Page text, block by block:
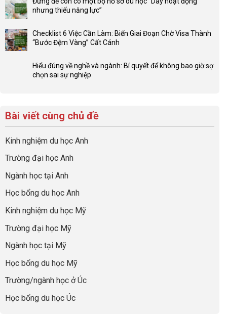
thế
sức
mạnh
network
gia
đình
sự
nghiệp
bình
luận
Đầu
tư
sớm:
Chiến
hiệu
quả
của
cha
thông
nhưng thiếu năng lực”
bình
luận
Đừng
để
con
hồ
sơ
du
học
“Dày
hoạt
động
nhưng
thiếu
năng
lực”
Checklist 6 Việc Cần Làm: Biến Giai Đoạn Chờ Visa Thành
“Bước Đệm Vàng” Cất Cánh
bình
luận
Việc
Biến
Đoạn
Visa
“Bước
Vàng”
Cất
Cánh
Hiểu đúng về nghề và ngành: Bí quyết để không bao giờ sợ
chọn sai sự nghiệp
luận
ở
Hiểu
đúng
về
nghề
và
ngành:
Bí
quyết
không
giờ
chọn
sự
Bài viết cùng chủ đề
Kinh nghiệm du học Anh
Trường đại học Anh
Ngành học tại Anh
Học bổng du học Anh
Kinh nghiệm du học Mỹ
Trường đại học Mỹ
Ngành học tại Mỹ
Học bổng du học Mỹ
Trường/ngành học ở Úc
Học bổng du học Úc